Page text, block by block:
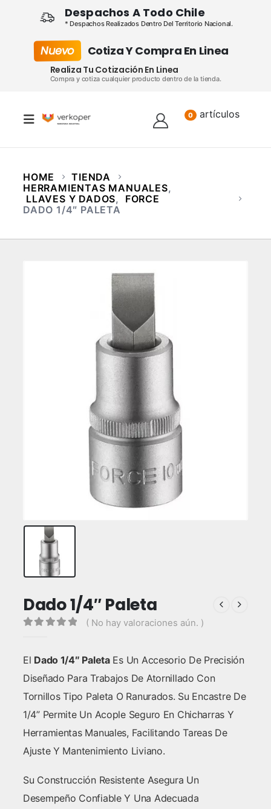
Despachos A Todo Chile
* Despachos Realizados Dentro Del Territorio Nacional.
Nuevo Cotiza Y Compra En Linea
Realiza Tu Cotización En Linea
Compra y cotiza cualquier producto dentro de la tienda.
0 artículos
HOME
TIENDA
HERRAMIENTAS MANUALES,
LLAVES Y DADOS,
FORCE
DADO 1/4″ PALETA
Dado 1/4″ Paleta
( No hay valoraciones aún. )
El Dado 1/4″ PaletaEs Un Accesorio De Precisión
Diseñado Para Trabajos De Atornillado Con
Tornillos Tipo Paleta O Ranurados. Su Encastre De
1/4” Permite Un Acople Seguro En Chicharras Y
Herramientas Manuales, Facilitando Tareas De
Ajuste Y Mantenimiento Liviano.
Su Construcción Resistente Asegura Un
Desempeño Confiable Y Una Adecuada